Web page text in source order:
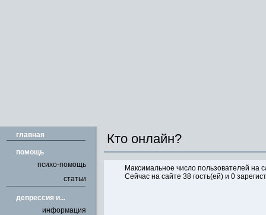
главная
помощь
психо-помощь
статьи
депрессия и...
информация
Кто онлайн?
Максимальное число пользователей на
Сейчас на сайте 38 гость(ей) и 0